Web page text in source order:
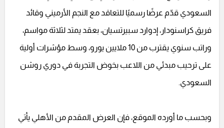
السعودي قدّم عرضًا رسميًا للتعاقد مع النجم الأرميني وقائد
فريق كراسنودار، إدوارد سبيرتسيان، بعقد يمتد لثلاثة مواسم،
وراتب سنوي يقترب من 10 ملايين يورو، وسط مؤشرات أولية
على ترحيب مبدئي من اللاعب بخوض التجربة في دوري روشن
السعودي.
وبحسب ما أورده الموقع، فإن العرض المقدم من الأهلي يأتي